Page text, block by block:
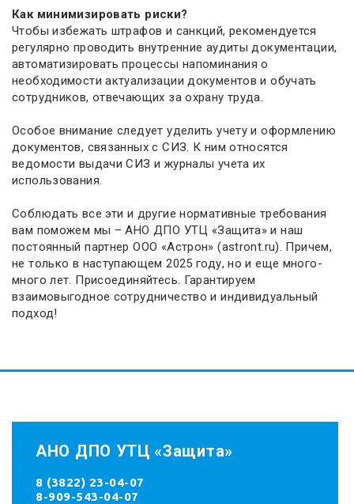
Как минимизировать риски?
Чтобы избежать штрафов и санкций, рекомендуется
регулярно проводить внутренние аудиты документации,
автоматизировать процессы напоминания о
необходимости актуализации документов и обучать
сотрудников, отвечающих за охрану труда.
Особое внимание следует уделить учету и оформлению
документов, связанных с СИЗ. К ним относятся
ведомости выдачи СИЗ и журналы учета их
использования.
Соблюдать все эти и другие нормативные требования
вам поможем мы – АНО ДПО УТЦ «Защита» и наш
постоянный партнер ООО «Астрон» (astront.ru). Причем,
не только в наступающем 2025 году, но и еще много-
много лет. Присоединяйтесь. Гарантируем
взаимовыгодное сотрудничество и индивидуальный
подход!
АНО ДПО УТЦ «Защита»
8 (3822) 23-04-07
8-909-543-04-07